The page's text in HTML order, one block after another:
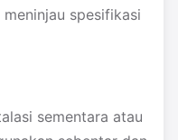
spesifikasi
sementara atau